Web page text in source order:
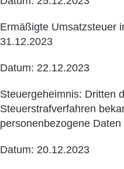
Ermäßigte Umsatzsteuer
31.12.2023
Datum: 22.12.2023
Steuergeheimnis: Dritten
Steuerstrafverfahren
personenbezogene
Datum: 20.12.2023